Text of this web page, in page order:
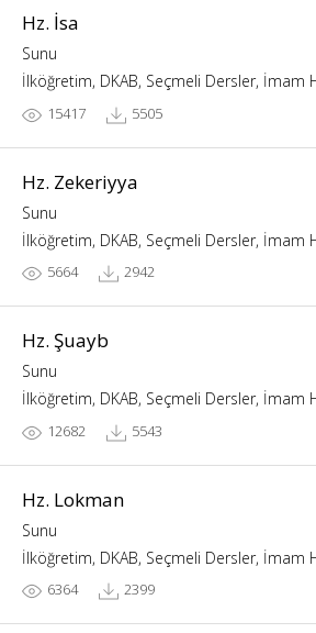
Hz. İsa
Sunu
İlköğretim, DKAB, Seçmeli Dersler, İmam
15417 5505
Hz. Zekeriyya
Sunu
İlköğretim, DKAB, Seçmeli Dersler, İmam
5664 2942
Hz. Şuayb
Sunu
İlköğretim, DKAB, Seçmeli Dersler, İmam
12682 5543
Hz. Lokman
Sunu
İlköğretim, DKAB, Seçmeli Dersler, İmam
6364 2399